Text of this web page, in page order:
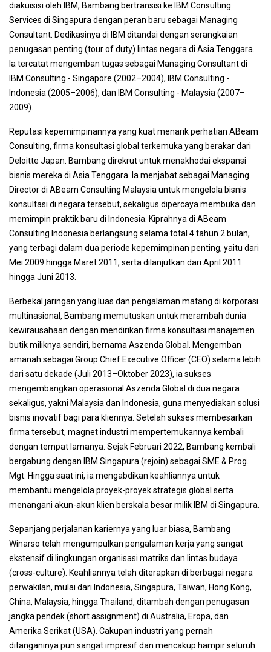
diakuisisi oleh IBM, Bambang bertransisi ke IBM Consulting
Services di Singapura dengan peran baru sebagai Managing
Consultant. Dedikasinya di IBM ditandai dengan serangkaian
penugasan penting (tour of duty) lintas negara di Asia Tenggara.
Ia tercatat mengemban tugas sebagai Managing Consultant di
IBM Consulting - Singapore (2002–2004), IBM Consulting -
Indonesia (2005–2006), dan IBM Consulting - Malaysia (2007–
2009).
Reputasi kepemimpinannya yang kuat menarik perhatian ABeam
Consulting, firma konsultasi global terkemuka yang berakar dari
Deloitte Japan. Bambang direkrut untuk menakhodai ekspansi
bisnis mereka di Asia Tenggara. Ia menjabat sebagai Managing
Director di ABeam Consulting Malaysia untuk mengelola bisnis
konsultasi di negara tersebut, sekaligus dipercaya membuka dan
memimpin praktik baru di Indonesia. Kiprahnya di ABeam
Consulting Indonesia berlangsung selama total 4 tahun 2 bulan,
yang terbagi dalam dua periode kepemimpinan penting, yaitu dari
Mei 2009 hingga Maret 2011, serta dilanjutkan dari April 2011
hingga Juni 2013.
Berbekal jaringan yang luas dan pengalaman matang di korporasi
multinasional, Bambang memutuskan untuk merambah dunia
kewirausahaan dengan mendirikan firma konsultasi manajemen
butik miliknya sendiri, bernama Aszenda Global. Mengemban
amanah sebagai Group Chief Executive Officer (CEO) selama lebih
dari satu dekade (Juli 2013–Oktober 2023), ia sukses
mengembangkan operasional Aszenda Global di dua negara
sekaligus, yakni Malaysia dan Indonesia, guna menyediakan solusi
bisnis inovatif bagi para kliennya. Setelah sukses membesarkan
firma tersebut, magnet industri mempertemukannya kembali
dengan tempat lamanya. Sejak Februari 2022, Bambang kembali
bergabung dengan IBM Singapura (rejoin) sebagai SME & Prog.
Mgt. Hingga saat ini, ia mengabdikan keahliannya untuk
membantu mengelola proyek-proyek strategis global serta
menangani akun-akun klien berskala besar milik IBM di Singapura.
Sepanjang perjalanan kariernya yang luar biasa, Bambang
Winarso telah mengumpulkan pengalaman kerja yang sangat
ekstensif di lingkungan organisasi matriks dan lintas budaya
(cross-culture). Keahliannya telah diterapkan di berbagai negara
perwakilan, mulai dari Indonesia, Singapura, Taiwan, Hong Kong,
China, Malaysia, hingga Thailand, ditambah dengan penugasan
jangka pendek (short assignment) di Australia, Eropa, dan
Amerika Serikat (USA). Cakupan industri yang pernah
ditanganinya pun sangat impresif dan mencakup hampir seluruh